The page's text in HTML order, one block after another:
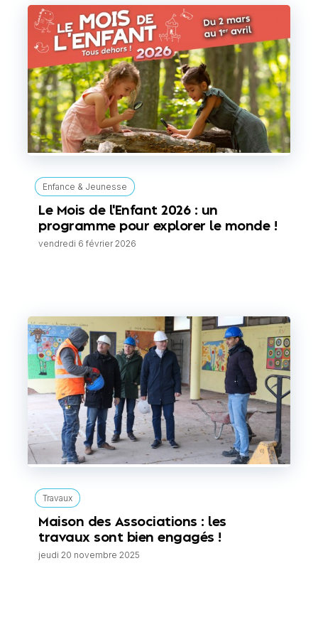
Enfance & Jeunesse
Le Mois de l'Enfant 2026 : un
programme pour explorer le monde !
vendredi 6 février 2026
Travaux
Maison des Associations : les
travaux sont bien engagés !
jeudi 20 novembre 2025